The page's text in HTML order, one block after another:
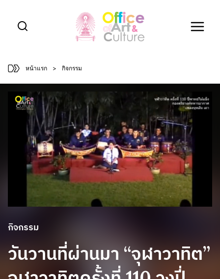
content
หน้าแรก > กิจกรรม
กิจกรรม
วันวานที่ผ่านมา “จุฬาวาทิต”